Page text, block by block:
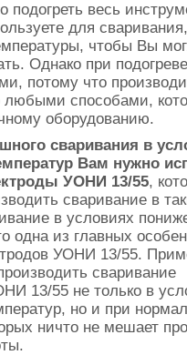
подогреть весь
для
чтобы Вы
Однако при
потому что
любыми способами,
оборудованию.
сваривания в
Вам нужно
УОНИ 13/55,
сваривание в
в условиях
одна из главных
УОНИ 13/55.
сваривание
13/55 не только в
но и при
ничто не мешает